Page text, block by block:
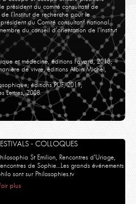
président du comité consultatif de
l’Institut de recherche pour le
du Comité consultatif national
du conseil d’orientation de l’Institut
et médecine, éditions Fayard, 2018;
de vivre, éditions Albin Michel,
éditions PUF, 2011;
Lettres, 2008.
- COLLOQUES
St Emilion, Rencontres d'Uriage,
de Sophie...Les grands événements
sont sur Philosophies.tv
plus